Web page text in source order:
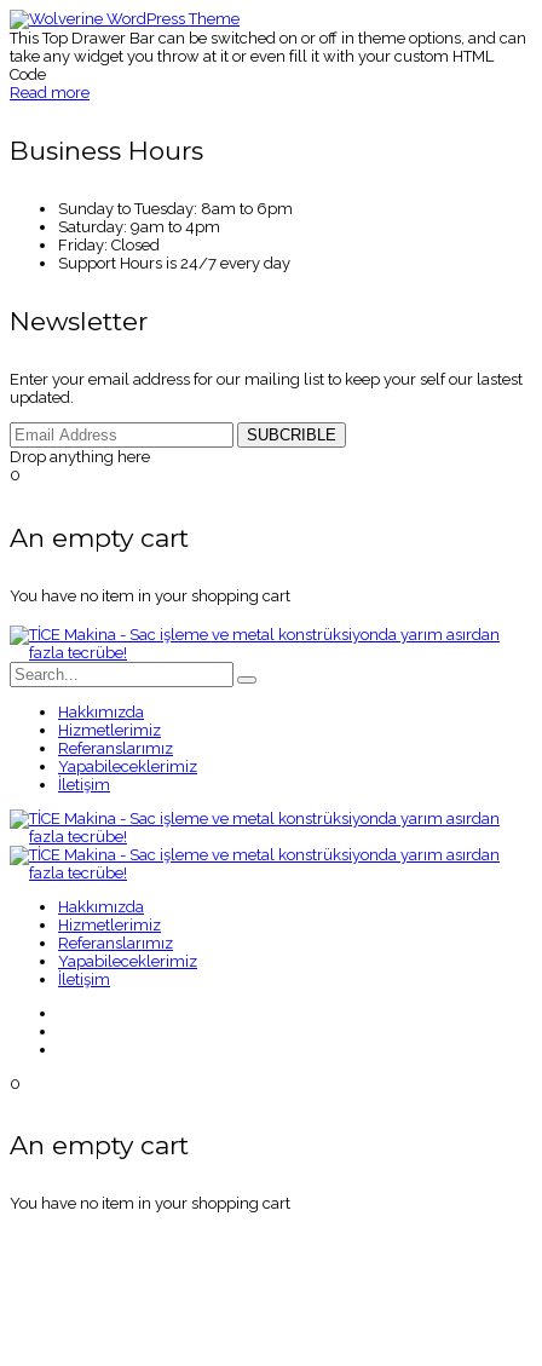
This Top Drawer Bar can be switched on or off in theme options, and can
take any widget you throw at it or even fill it with your custom HTML
Code
Read more
Business Hours
Sunday to Tuesday: 8am to 6pm
Saturday: 9am to 4pm
Friday: Closed
Support Hours is 24/7 every day
Newsletter
Enter your email address for our mailing list to keep your self our lastest
updated.
SUBCRIBLE
Drop anything here
0
An empty cart
You have no item in your shopping cart
Hakkımızda
Hizmetlerimiz
Referanslarımız
Yapabileceklerimiz
İletişim
Hakkımızda
Hizmetlerimiz
Referanslarımız
Yapabileceklerimiz
İletişim
0
An empty cart
You have no item in your shopping cart